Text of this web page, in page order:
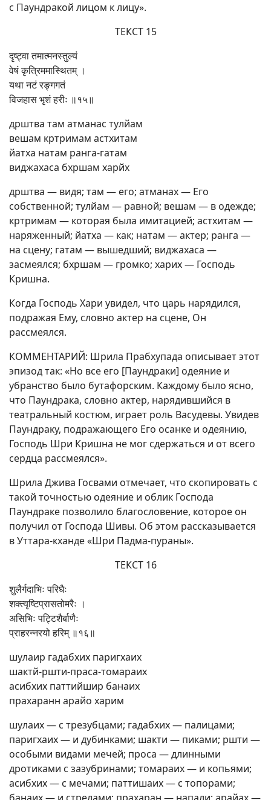
с Паундракой лицом к лицу».
ТЕКСТ 15
दृष्ट्वा तमात्मनस्तुल्यं
वेषं कृत्रिममास्थितम् ।
यथा नटं रङ्गगतं
विजहास भृशं हरीः ॥१५॥
дрштва там атманас тулйам
вешам кртримам астхитам
йатха натам ранга-гатам
виджахаса бхршам харйх
дрштва — видя; там — его; атманах — Его
собственной; тулйам — равной; вешам — в одежде;
кртримам — которая была имитацией; астхитам —
наряженный; йатха — как; натам — актер; ранга —
на сцену; гатам — вышедший; виджахаса —
засмеялся; бхршам — громко; харих — Господь
Кришна.
Когда Господь Хари увидел, что царь нарядился,
подражая Ему, словно актер на сцене, Он
рассмеялся.
КОММЕНТАРИЙ: Шрила Прабхупада описывает этот
эпизод так: «Но все его [Паундраки] одеяние и
убранство было бутафорским. Каждому было ясно,
что Паундрака, словно актер, нарядившийся в
театральный костюм, играет роль Васудевы. Увидев
Паундраку, подражающего Его осанке и одеянию,
Господь Шри Кришна не мог сдержаться и от всего
сердца рассмеялся».
Шрила Джива Госвами отмечает, что скопировать с
такой точностью одеяние и облик Господа
Паундраке позволило благословение, которое он
получил от Господа Шивы. Об этом рассказывается
в Уттара-кханде «Шри Падма-пураны».
ТЕКСТ 16
शुलैर्गदाभिः परिघैः
शक्त्यृष्टिप्रासतोमरैः ।
असिभिः पट्टिशैर्बाणैः
प्राहरन्नरयो हरिम् ॥१६॥
шулаир гадабхих паригхаих
шактй-ршти-праса-томараих
асибхих паттийшир банаих
прахаранн арайо харим
шулаих — с трезубцами; гадабхих — палицами;
паригхаих — и дубинками; шакти — пиками; ршти —
особыми видами мечей; проса — длинными
дротиками с зазубринами; томараих — и копьями;
асибхих — с мечами; паттишаих — с топорами;